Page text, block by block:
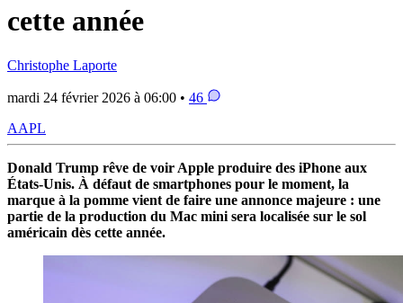
cette année
Christophe Laporte
mardi 24 février 2026 à 06:00 • 46
AAPL
Donald Trump rêve de voir Apple produire des iPhone aux
États-Unis. À défaut de smartphones pour le moment, la
marque à la pomme vient de faire une annonce majeure : une
partie de la production du Mac mini sera localisée sur le sol
américain dès cette année.